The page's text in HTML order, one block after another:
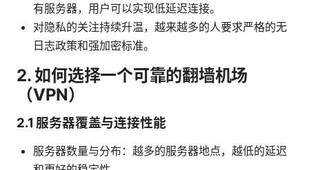
有服务器，用户可以实现低延迟连接。
对隐私的关注持续升温，越来越多的人要求严格的无
日志政策和强加密标准。
2. 如何选择一个可靠的翻墙机场
（VPN）
2.1 服务器覆盖与连接性能
服务器数量与分布：越多的服务器地点，越低的延迟